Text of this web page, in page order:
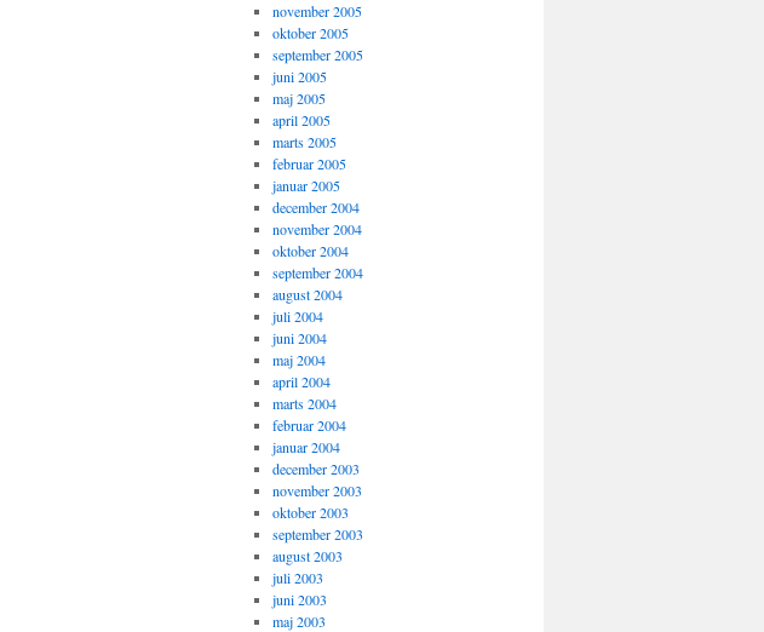
november 2005
oktober 2005
september 2005
juni 2005
maj 2005
april 2005
marts 2005
februar 2005
januar 2005
december 2004
november 2004
oktober 2004
september 2004
august 2004
juli 2004
juni 2004
maj 2004
april 2004
marts 2004
februar 2004
januar 2004
december 2003
november 2003
oktober 2003
september 2003
august 2003
juli 2003
juni 2003
maj 2003